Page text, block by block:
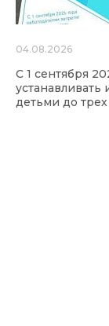
04.08.2026
С 1 сентября
детьми до трех